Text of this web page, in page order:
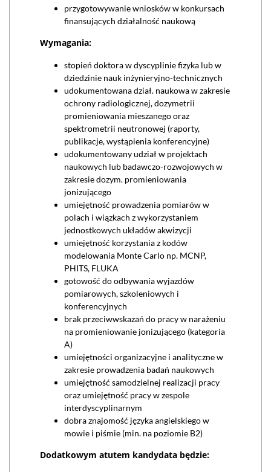
przygotowywanie wniosków w konkursach
finansujących działalność naukową
Wymagania:
stopień doktora w dyscyplinie fizyka lub w
dziedzinie nauk inżynieryjno-technicznych
udokumentowana dział. naukowa w zakresie
ochrony radiologicznej, dozymetrii
promieniowania mieszanego oraz
spektrometrii neutronowej (raporty,
publikacje, wystąpienia konferencyjne)
udokumentowany udział w projektach
naukowych lub badawczo-rozwojowych w
zakresie dozym. promieniowania
jonizującego
umiejętność prowadzenia pomiarów w
polach i wiązkach z wykorzystaniem
jednostkowych układów akwizycji
umiejętność korzystania z kodów
modelowania Monte Carlo np. MCNP,
PHITS, FLUKA
gotowość do odbywania wyjazdów
pomiarowych, szkoleniowych i
konferencyjnych
brak przeciwwskazań do pracy w narażeniu
na promieniowanie jonizującego (kategoria
A)
umiejętności organizacyjne i analityczne w
zakresie prowadzenia badań naukowych
umiejętność samodzielnej realizacji pracy
oraz umiejętność pracy w zespole
interdyscyplinarnym
dobra znajomość języka angielskiego w
mowie i piśmie (min. na poziomie B2)
Dodatkowym atutem kandydata będzie: